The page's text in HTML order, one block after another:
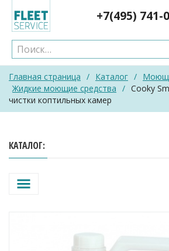
content
+7(495) 741-
Главная страница / Каталог /
Жидкие моющие средства / Cooky
чистки коптильных камер
КАТАЛОГ